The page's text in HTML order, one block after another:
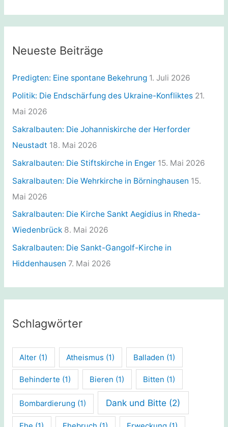
h
t
g
r
i
e
n
Neueste Beiträge
Predigten: Eine spontane Bekehrung 1. Juli 2026
Politik: Die Endschärfung des Ukraine-Konfliktes 21.
Mai 2026
Sakralbauten: Die Johanniskirche der Herforder
Neustadt 18. Mai 2026
Sakralbauten: Die Stiftskirche in Enger 15. Mai 2026
Sakralbauten: Die Wehrkirche in Börninghausen 15.
Mai 2026
Sakralbauten: Die Kirche Sankt Aegidius in Rheda-
Wiedenbrück 8. Mai 2026
Sakralbauten: Die Sankt-Gangolf-Kirche in
Hiddenhausen 7. Mai 2026
Schlagwörter
Alter (1) Atheismus (1) Balladen (1)
Behinderte (1) Bieren (1) Bitten (1)
Bombardierung (1) Dank und Bitte (2)